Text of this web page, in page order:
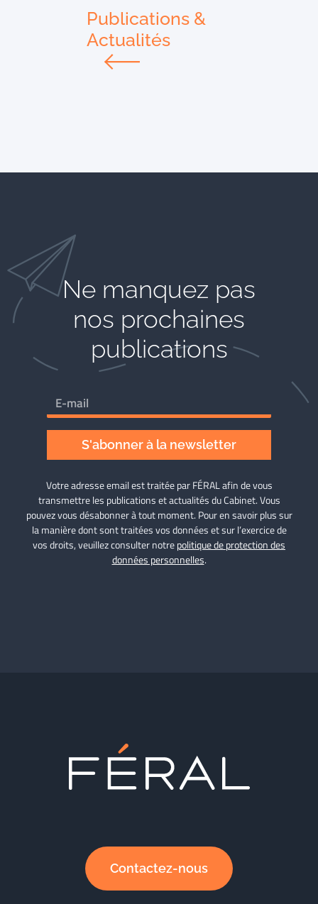
Publications &
Actualités
Ne manquez pas
nos prochaines
publications
S'abonner à la newsletter
Votre adresse email est traitée par FÉRAL afin de vous
transmettre les publications et actualités du Cabinet. Vous
pouvez vous désabonner à tout moment. Pour en savoir plus sur
la manière dont sont traitées vos données et sur l’exercice de
vos droits, veuillez consulter notrepolitique de protection des
données personnelles.
Contactez-nous